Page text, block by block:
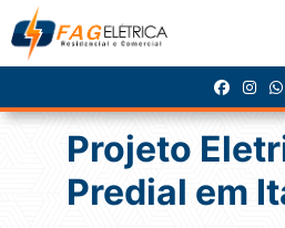
Projeto
Predial em